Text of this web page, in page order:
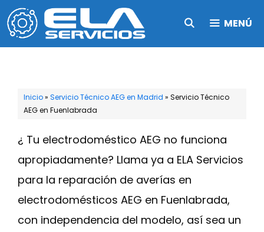
Saltar
al
contenido
MENÚ
Inicio» Servicio Técnico AEG en Madrid » Servicio Técnico
AEG en Fuenlabrada
¿ Tu electrodoméstico AEG no funciona
apropiadamente? Llama ya a ELA Servicios
para la reparación de averías en
electrodomésticos AEG en Fuenlabrada,
con independencia del modelo, así sea un